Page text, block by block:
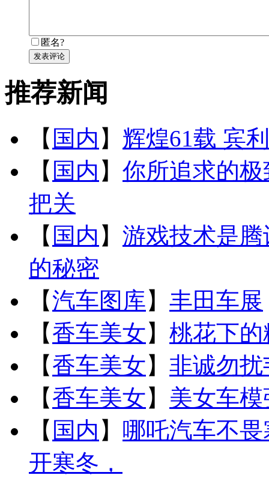
匿名?
发表评论
推荐新闻
【 国内 】 辉煌61载 宾
【 国内 】 你所追求的
把关
【 国内 】 游戏技术是
的秘密
【汽车图库】 丰田车展
【香车美女】 桃花下
【香车美女】 非诚勿
【香车美女】 美女车
【 国内 】 哪吒汽车不
开寒冬，